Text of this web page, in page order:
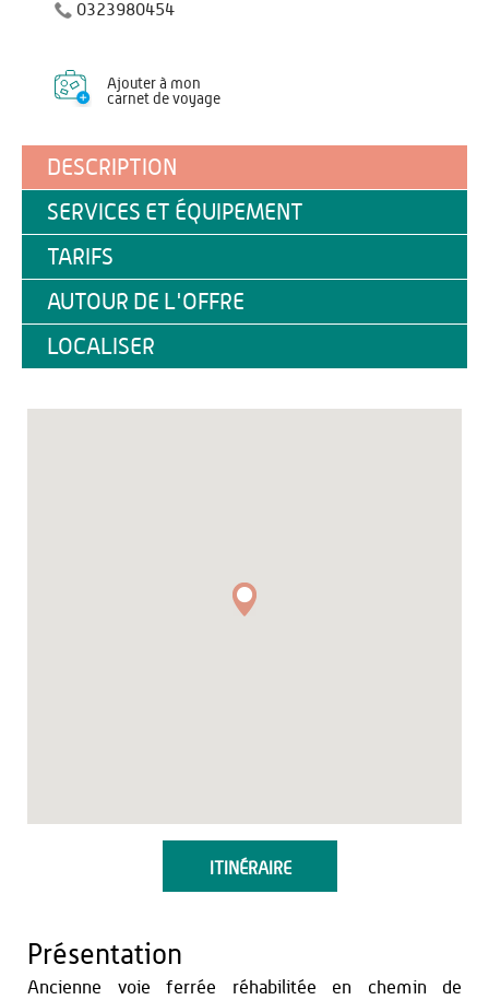
0323980454
Ajouter à mon
carnet de voyage
DESCRIPTION
SERVICES ET ÉQUIPEMENT
TARIFS
AUTOUR DE L'OFFRE
LOCALISER
ITINÉRAIRE
Présentation
Ancienne voie ferrée réhabilitée en chemin de